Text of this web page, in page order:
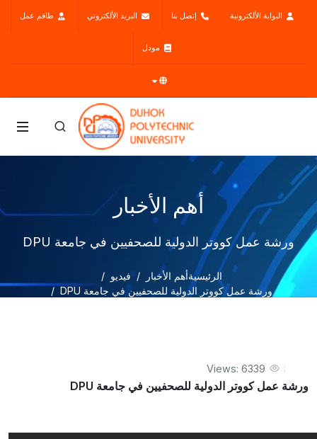
البوابة الألكترونية إتصل بنا البريد الألكتروني طاقم عمل
مودل
أهم الأخبار
ورشة عمل كووتر الدولية للصحفيين في جامعة DPU
الرئيسيةأهم الأخبار
فيديو
ورشة عمل كووتر الدولية للصحفيين في جامعة DPU
Views: 6339
ورشة عمل كووتر الدولية للصحفيين في جامعة DPU